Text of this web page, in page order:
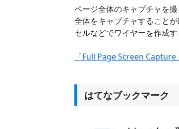
ページ全体のキャプチャを
全体をキャプチャすること
セルなどでワイヤーを作成す
「Full Page Screen
はてなブックマーク